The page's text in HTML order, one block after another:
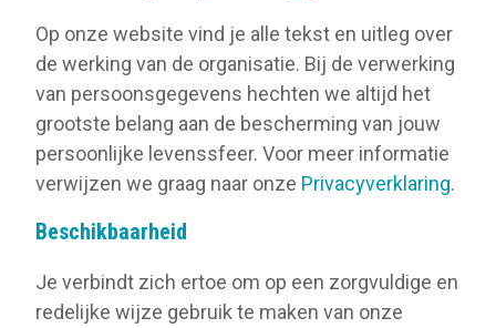
Op onze website vind je alle tekst en uitleg over
de werking van de organisatie. Bij de verwerking
van persoonsgegevens hechten we altijd het
grootste belang aan de bescherming van jouw
persoonlijke levenssfeer. Voor meer informatie
verwijzen we graag naar onze Privacyverklaring.
Beschikbaarheid
Je verbindt zich ertoe om op een zorgvuldige en
redelijke wijze gebruik te maken van onze